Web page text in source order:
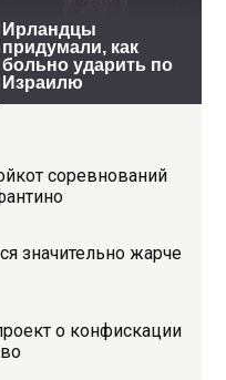
соревнований
значительно жарче
о конфискации